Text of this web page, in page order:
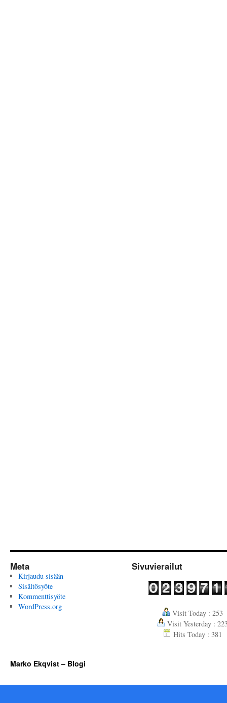
Meta
Kirjaudu sisään
Sisältösyöte
Kommenttisyöte
WordPress.org
Sivuvierailut
Visit Today : 253
Visit Yesterday :
Hits Today : 381
Marko Ekqvist – Blogi